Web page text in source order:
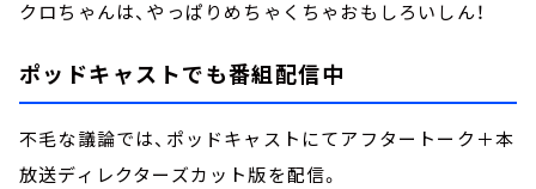
クロちゃんは、やっぱりめちゃくちゃおもしろいしん！
ポッドキャストでも番組配信中
不毛な議論では、ポッドキャストにてアフタートーク＋本
放送ディレクターズカット版を配信。